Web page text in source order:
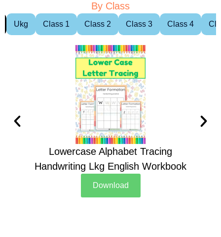
By Class
Ukg Class 1 Class 2 Class 3 Class 4
Lowercase Alphabet Tracing
Handwriting Lkg English Workbook
Download